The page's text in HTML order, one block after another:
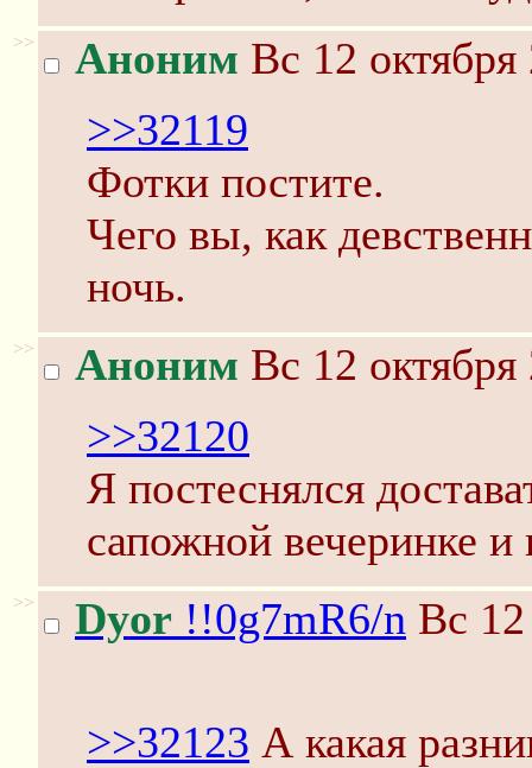
>> Аноним Вс 12
>>32119
Фотки постите.
Чего вы, как
ночь.
>> Аноним Вс 12
>>32120
Я постеснялся
сапожной вечеринке и
>> Dyor !!0g7mR6/n Вс
>>32123 А какая